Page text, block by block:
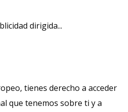
dirigida...
tienes derecho a acceder
que tenemos sobre ti y a